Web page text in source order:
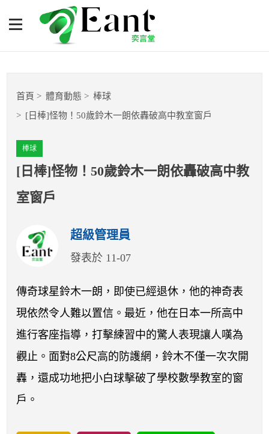
[日棒]怪物！50歲鈴木一朗
依轟破高中教室窗戶
籃球
球隊數據
運彩報報
明星分析師
首頁 體育動態 棒球
[日棒]怪物！50歲鈴木一朗依轟破高中教室窗戶
棒球
[日棒]怪物！50歲鈴木一朗依轟破高中教
室窗戶
超級管理員
發表於 11-07
傳奇球星鈴木一朗，即使已經退休，他的神奇表
現依然令人難以置信。最近，他在日本一所高中
進行客座指導，打擊練習中的驚人表現讓人嘆為
觀止。面對8公尺高的防護網，鈴木不僅一次次開
轟，還成功地把小白球擊破了學校數學教室的窗
戶。